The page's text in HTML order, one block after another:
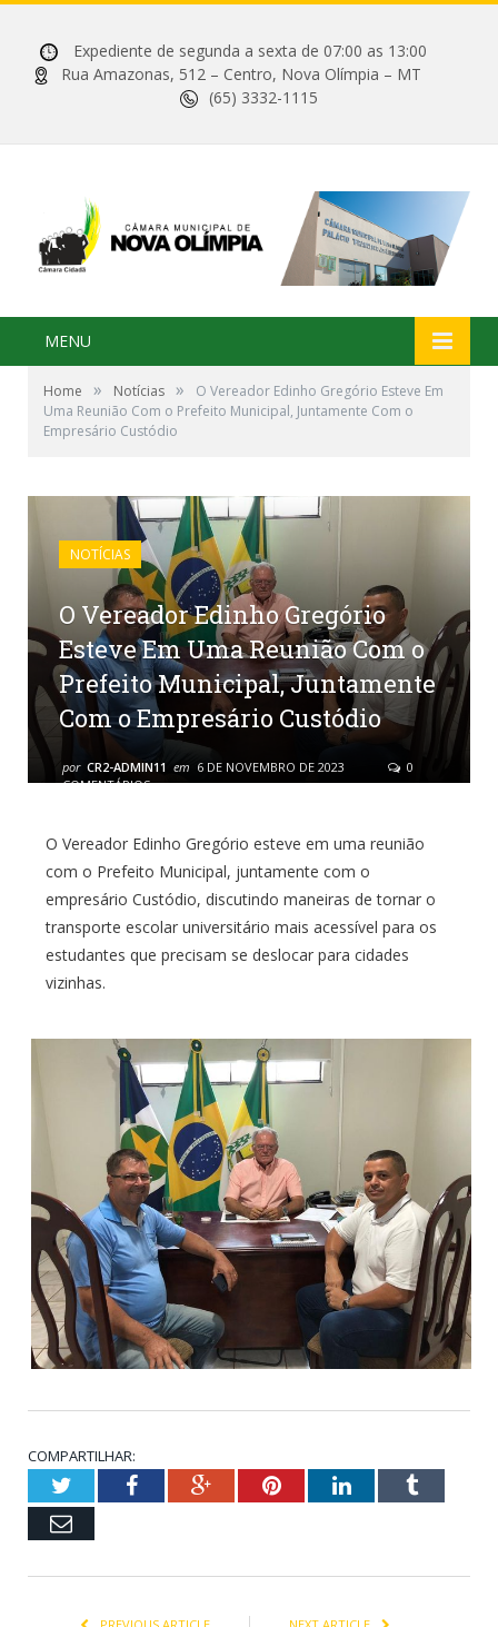
Expediente de segunda a sexta de 07:00 as 13:00
Rua Amazonas, 512 – Centro, Nova Olímpia – MT
(65) 3332-1115
MENU
Home » Notícias »
O Vereador Edinho Gregório Esteve Em
Uma Reunião Com o Prefeito Municipal, Juntamente Com o
Empresário Custódio
NOTÍCIAS
O Vereador Edinho Gregório
Esteve Em Uma Reunião Com o
Prefeito Municipal, Juntamente
Com o Empresário Custódio
por CR2-ADMIN11 em 6 DE NOVEMBRO DE 2023
0
COMENTÁRIOS
O Vereador Edinho Gregório esteve em uma reunião
com o Prefeito Municipal, juntamente com o
empresário Custódio, discutindo maneiras de tornar o
transporte escolar universitário mais acessível para os
estudantes que precisam se deslocar para cidades
vizinhas.
COMPARTILHAR:
TwitterFacebookGoogle+PinterestLinkedInTumblr
Email